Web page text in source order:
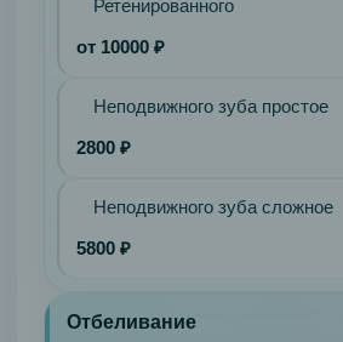
Ретенированного
от 10000 ₽
Неподвижного зуба простое
2800 ₽
Неподвижного зуба сложное
5800 ₽
Отбеливание